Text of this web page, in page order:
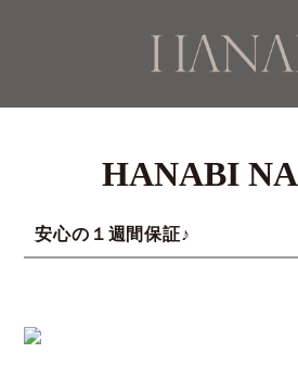
HANABI
安心の１週間保証♪